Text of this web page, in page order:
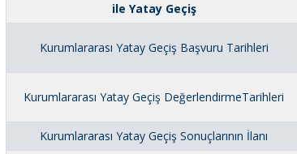
ile Yatay Geçiş
Kurumlararası Yatay Geçiş Başvuru Tarihleri
Kurumlararası Yatay Geçiş DeğerlendirmeTarihleri
Kurumlararası Yatay Geçiş Sonuçlarının İlanı